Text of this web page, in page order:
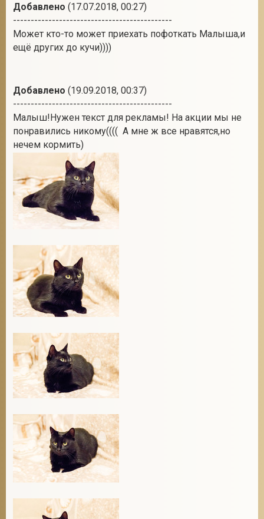
Добавлено (17.07.2018, 00:27)
---------------------------------------------
Может кто-то может приехать пофоткать Малыша,и
ещё других до кучи))))
Добавлено (19.09.2018, 00:37)
---------------------------------------------
Малыш!Нужен текст для рекламы! На акции мы не
понравились никому(((( А мне ж все нравятся,но
нечем кормить)